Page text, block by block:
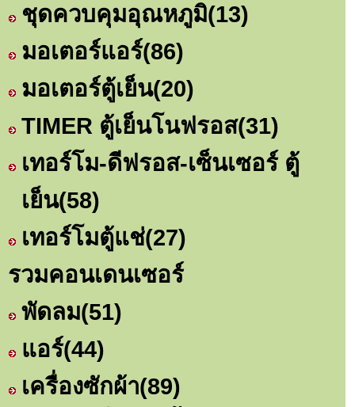
ชุดควบคุมอุณหภูมิ(13)
มอเตอร์แอร์(86)
มอเตอร์ตู้เย็น(20)
TIMER ตู้เย็นโนฟรอส(31)
เทอร์โม-ดีฟรอส-เซ็นเซอร์ ตู้
เย็น(58)
เทอร์โมตู้แช่(27)
รวมคอนเดนเซอร์
พัดลม(51)
แอร์(44)
เครื่องซักผ้า(89)